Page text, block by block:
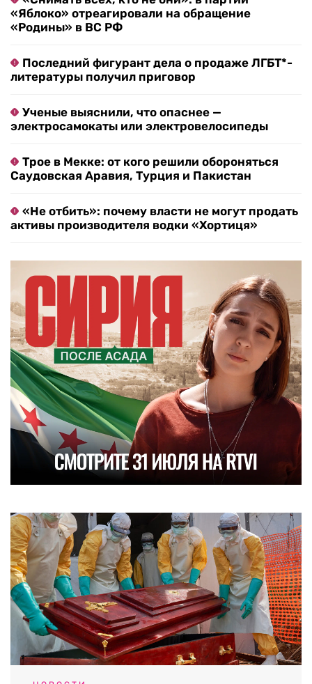
«Яблоко» отреагировали на обращение
«Родины» в ВС РФ
Последний фигурант дела о продаже ЛГБТ*-
литературы получил приговор
Ученые выяснили, что опаснее —
электросамокаты или электровелосипеды
Трое в Мекке: от кого решили обороняться
Саудовская Аравия, Турция и Пакистан
«Не отбить»: почему власти не могут продать
активы производителя водки «Хортиця»